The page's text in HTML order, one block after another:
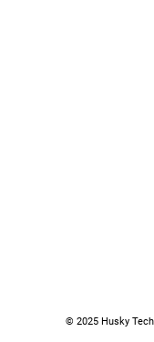
© 2025 Husky